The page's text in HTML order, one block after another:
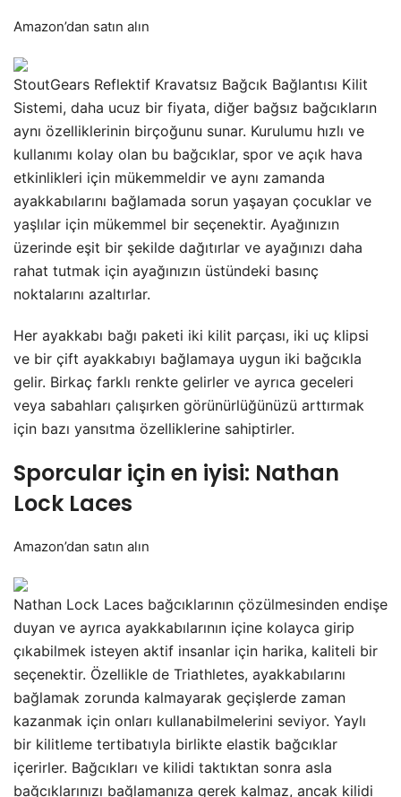
Amazon’dan satın alın
StoutGears Reflektif Kravatsız Bağcık Bağlantısı Kilit
Sistemi, daha ucuz bir fiyata, diğer bağsız bağcıkların
aynı özelliklerinin birçoğunu sunar. Kurulumu hızlı ve
kullanımı kolay olan bu bağcıklar, spor ve açık hava
etkinlikleri için mükemmeldir ve aynı zamanda
ayakkabılarını bağlamada sorun yaşayan çocuklar ve
yaşlılar için mükemmel bir seçenektir. Ayağınızın
üzerinde eşit bir şekilde dağıtırlar ve ayağınızı daha
rahat tutmak için ayağınızın üstündeki basınç
noktalarını azaltırlar.
Her ayakkabı bağı paketi iki kilit parçası, iki uç klipsi
ve bir çift ayakkabıyı bağlamaya uygun iki bağcıkla
gelir. Birkaç farklı renkte gelirler ve ayrıca geceleri
veya sabahları çalışırken görünürlüğünüzü arttırmak
için bazı yansıtma özelliklerine sahiptirler.
Sporcular için en iyisi: Nathan
Lock Laces
Amazon’dan satın alın
Nathan Lock Laces bağcıklarının çözülmesinden endişe
duyan ve ayrıca ayakkabılarının içine kolayca girip
çıkabilmek isteyen aktif insanlar için harika, kaliteli bir
seçenektir. Özellikle de Triathletes, ayakkabılarını
bağlamak zorunda kalmayarak geçişlerde zaman
kazanmak için onları kullanabilmelerini seviyor. Yaylı
bir kilitleme tertibatıyla birlikte elastik bağcıklar
içerirler. Bağcıkları ve kilidi taktıktan sonra asla
bağcıklarınızı bağlamanıza gerek kalmaz, ancak kilidi